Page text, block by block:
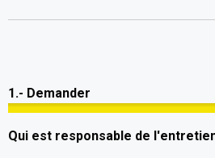
1.- Demander
Qui est responsable de